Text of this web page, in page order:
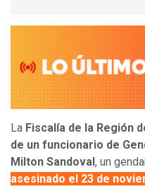
La Fiscalía de la Región
de un funcionario de
Milton Sandoval , un
asesinado el 23 de